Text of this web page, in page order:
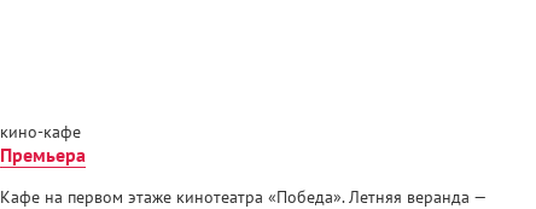
кино-кафе
Премьера
Кафе на первом этаже кинотеатра «Победа». Летняя веранда —